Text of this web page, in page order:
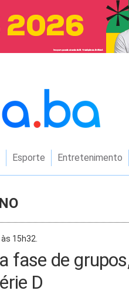
Esporte Entretenimento
15h32.
fase de
D